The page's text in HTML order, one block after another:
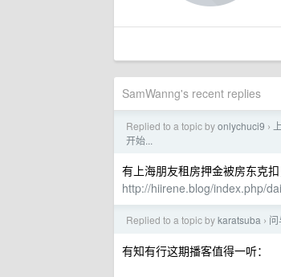
SamWanng's recent replies
Replied to a topic byonlychuci9 ›
开始...
有上海朋友租房押金被房东克
http://hiirene.blog/index.php/
Replied to a topic bykaratsuba ›
有知有行这期播客值得一听：